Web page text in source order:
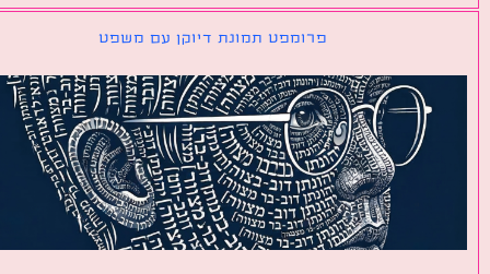
פרומפט תמונת דיוקן עם משפט